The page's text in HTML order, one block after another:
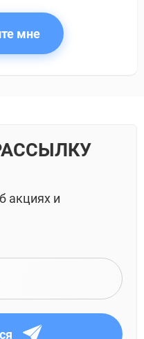
мне
акциях и